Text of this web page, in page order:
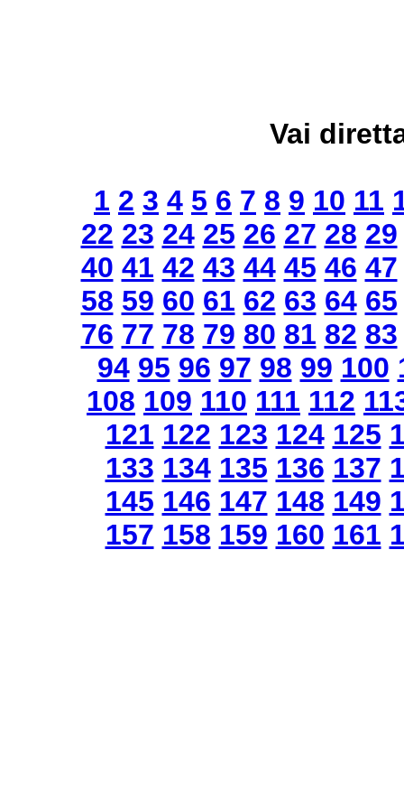
Vai
1 2 3 4 5 6 7 8 9 10 11
22 23 24 25 26 27 28 29
40 41 42 43 44 45 46 47
58 59 60 61 62 63 64 65
76 77 78 79 80 81 82 83
94 95 96 97 98 99 100
108 109 110 111 112
121 122 123 124 125
133 134 135 136 137
145 146 147 148 149
157 158 159 160 161